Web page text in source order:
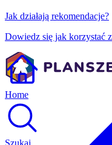
Jak działają rekomendacje?
Dowiedz się jak korzystać
Home
Szukaj